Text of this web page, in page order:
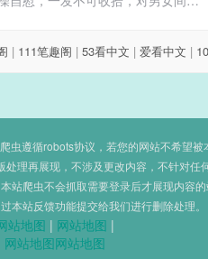
始对女性的私处去探索与...
| 111笔趣阁 | 53看中文 | 爱看中文 |
遵循robots协议，若您的网站不希望被
理再展现，不涉及更改内容，不针对任
爬虫不会抓取需要登录后才展现内容
本站反馈功能提交给我们进行删除处理。
站地图 | 网站地图 |
网站地图网站地图